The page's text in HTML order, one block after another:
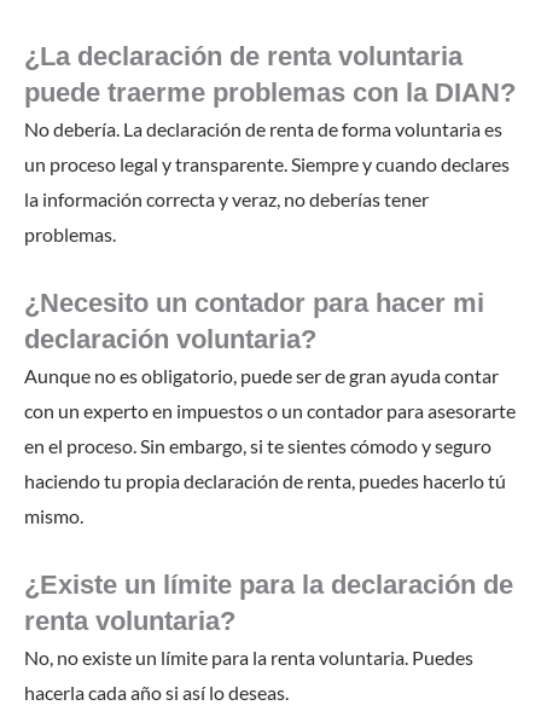
¿La declaración de renta voluntaria
puede traerme problemas con la DIAN?
No debería. La declaración de renta de forma voluntaria es
un proceso legal y transparente. Siempre y cuando declares
la información correcta y veraz, no deberías tener
problemas.
¿Necesito un contador para hacer mi
declaración voluntaria?
Aunque no es obligatorio, puede ser de gran ayuda contar
con un experto en impuestos o un contador para asesorarte
en el proceso. Sin embargo, si te sientes cómodo y seguro
haciendo tu propia declaración de renta, puedes hacerlo tú
mismo.
¿Existe un límite para la declaración de
renta voluntaria?
No, no existe un límite para la renta voluntaria. Puedes
hacerla cada año si así lo deseas.